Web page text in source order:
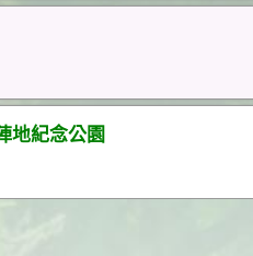
地紀念公園